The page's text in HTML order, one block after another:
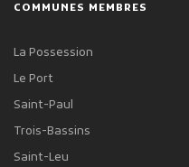
COMMUNES MEMBRES
La Possession
Le Port
Saint-Paul
Trois-Bassins
Saint-Leu